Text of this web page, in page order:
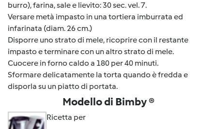
burro), farina, sale e lievito: 30 sec. vel. 7.
Versare metà impasto in una tortiera imburrata ed
infarinata (diam. 26 cm.)
Disporre uno strato di mele, ricoprire con il restante
impasto e terminare con un altro strato di mele.
Cuocere in forno caldo a 180 per 40 minuti.
Sformare delicatamente la torta quando è fredda e
disporla su un piatto di portata.
Modello di Bimby ®
Ricetta per